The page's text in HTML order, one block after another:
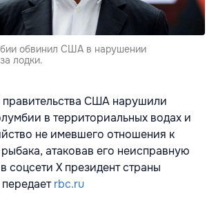
обвинил США в нарушении
лодки.
правительства США нарушили
в территориальных водах и
не имевшего отношения к
атаковав его неисправную
соцсети X президент страны
rbc.ru